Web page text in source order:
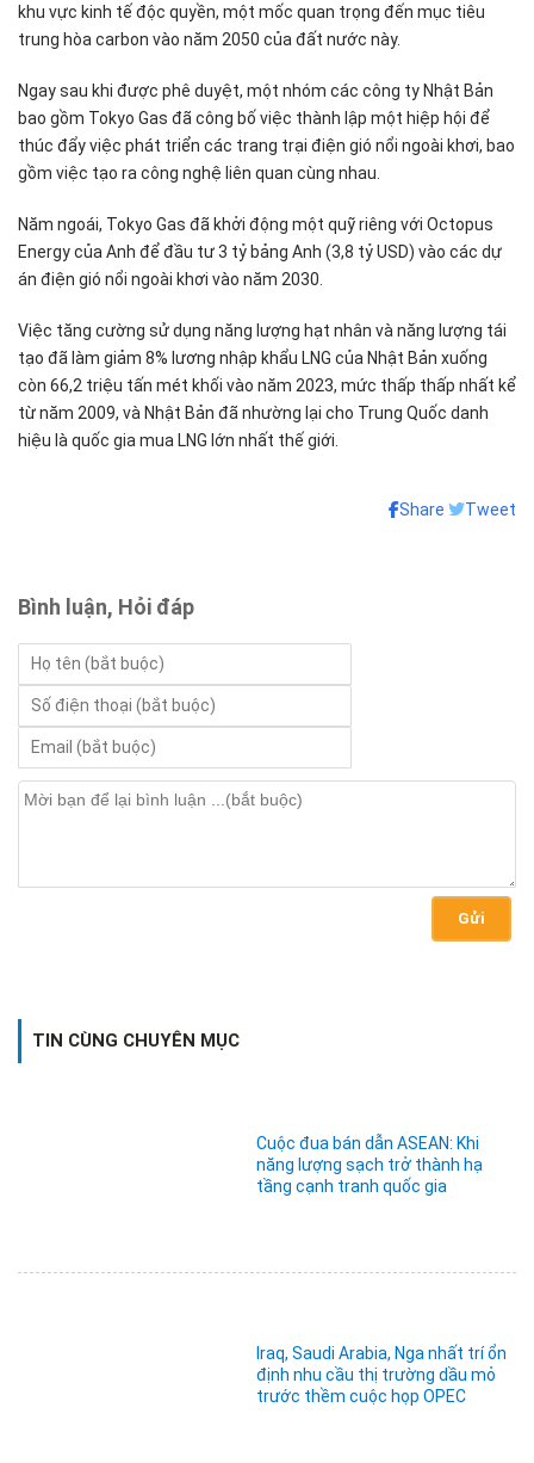
khu vực kinh tế độc quyền, một mốc quan trọng đến mục tiêu
trung hòa carbon vào năm 2050 của đất nước này.
Ngay sau khi được phê duyệt, một nhóm các công ty Nhật Bản
bao gồm Tokyo Gas đã công bố việc thành lập một hiệp hội để
thúc đẩy việc phát triển các trang trại điện gió nổi ngoài khơi, bao
gồm việc tạo ra công nghệ liên quan cùng nhau.
Năm ngoái, Tokyo Gas đã khởi động một quỹ riêng với Octopus
Energy của Anh để đầu tư 3 tỷ bảng Anh (3,8 tỷ USD) vào các dự
án điện gió nổi ngoài khơi vào năm 2030.
Việc tăng cường sử dụng năng lượng hạt nhân và năng lượng tái
tạo đã làm giảm 8% lương nhập khẩu LNG của Nhật Bản xuống
còn 66,2 triệu tấn mét khối vào năm 2023, mức thấp thấp nhất kể
từ năm 2009, và Nhật Bản đã nhường lại cho Trung Quốc danh
hiệu là quốc gia mua LNG lớn nhất thế giới.
Share Tweet
Bình luận, Hỏi đáp
Gửi
TIN CÙNG CHUYÊN MỤC
Cuộc đua bán dẫn ASEAN: Khi
năng lượng sạch trở thành hạ
tầng cạnh tranh quốc gia
Iraq, Saudi Arabia, Nga nhất trí ổn
định nhu cầu thị trường dầu mỏ
trước thềm cuộc họp OPEC